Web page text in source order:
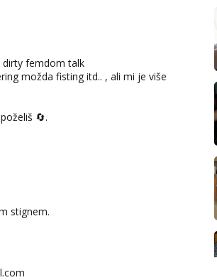
dirty femdom talk
možda fisting itd.. , ali mi je više
🔄.
stignem.